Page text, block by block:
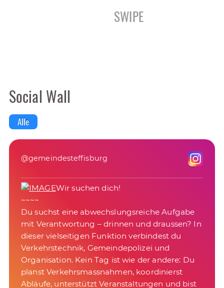
SWIPE
Social Wall
Alle
@gemeindesteffisburg
Wir suchen dich!
~~~~
Du suchst eine abwechslungsreiche Aufgabe
mit Verantwortung – drinnen und draussen? In
dieser vielseitigen Funktion verbindest du
Verkehrstechnik, Gemeindepolizei und
Organisation. Kein Tag ist wie der andere: Du
planst Verkehrsmassnahmen, koordinierst
Abläufe, unterstützt Veranstaltungen und bist